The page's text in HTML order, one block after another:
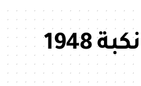
نكبة 1948